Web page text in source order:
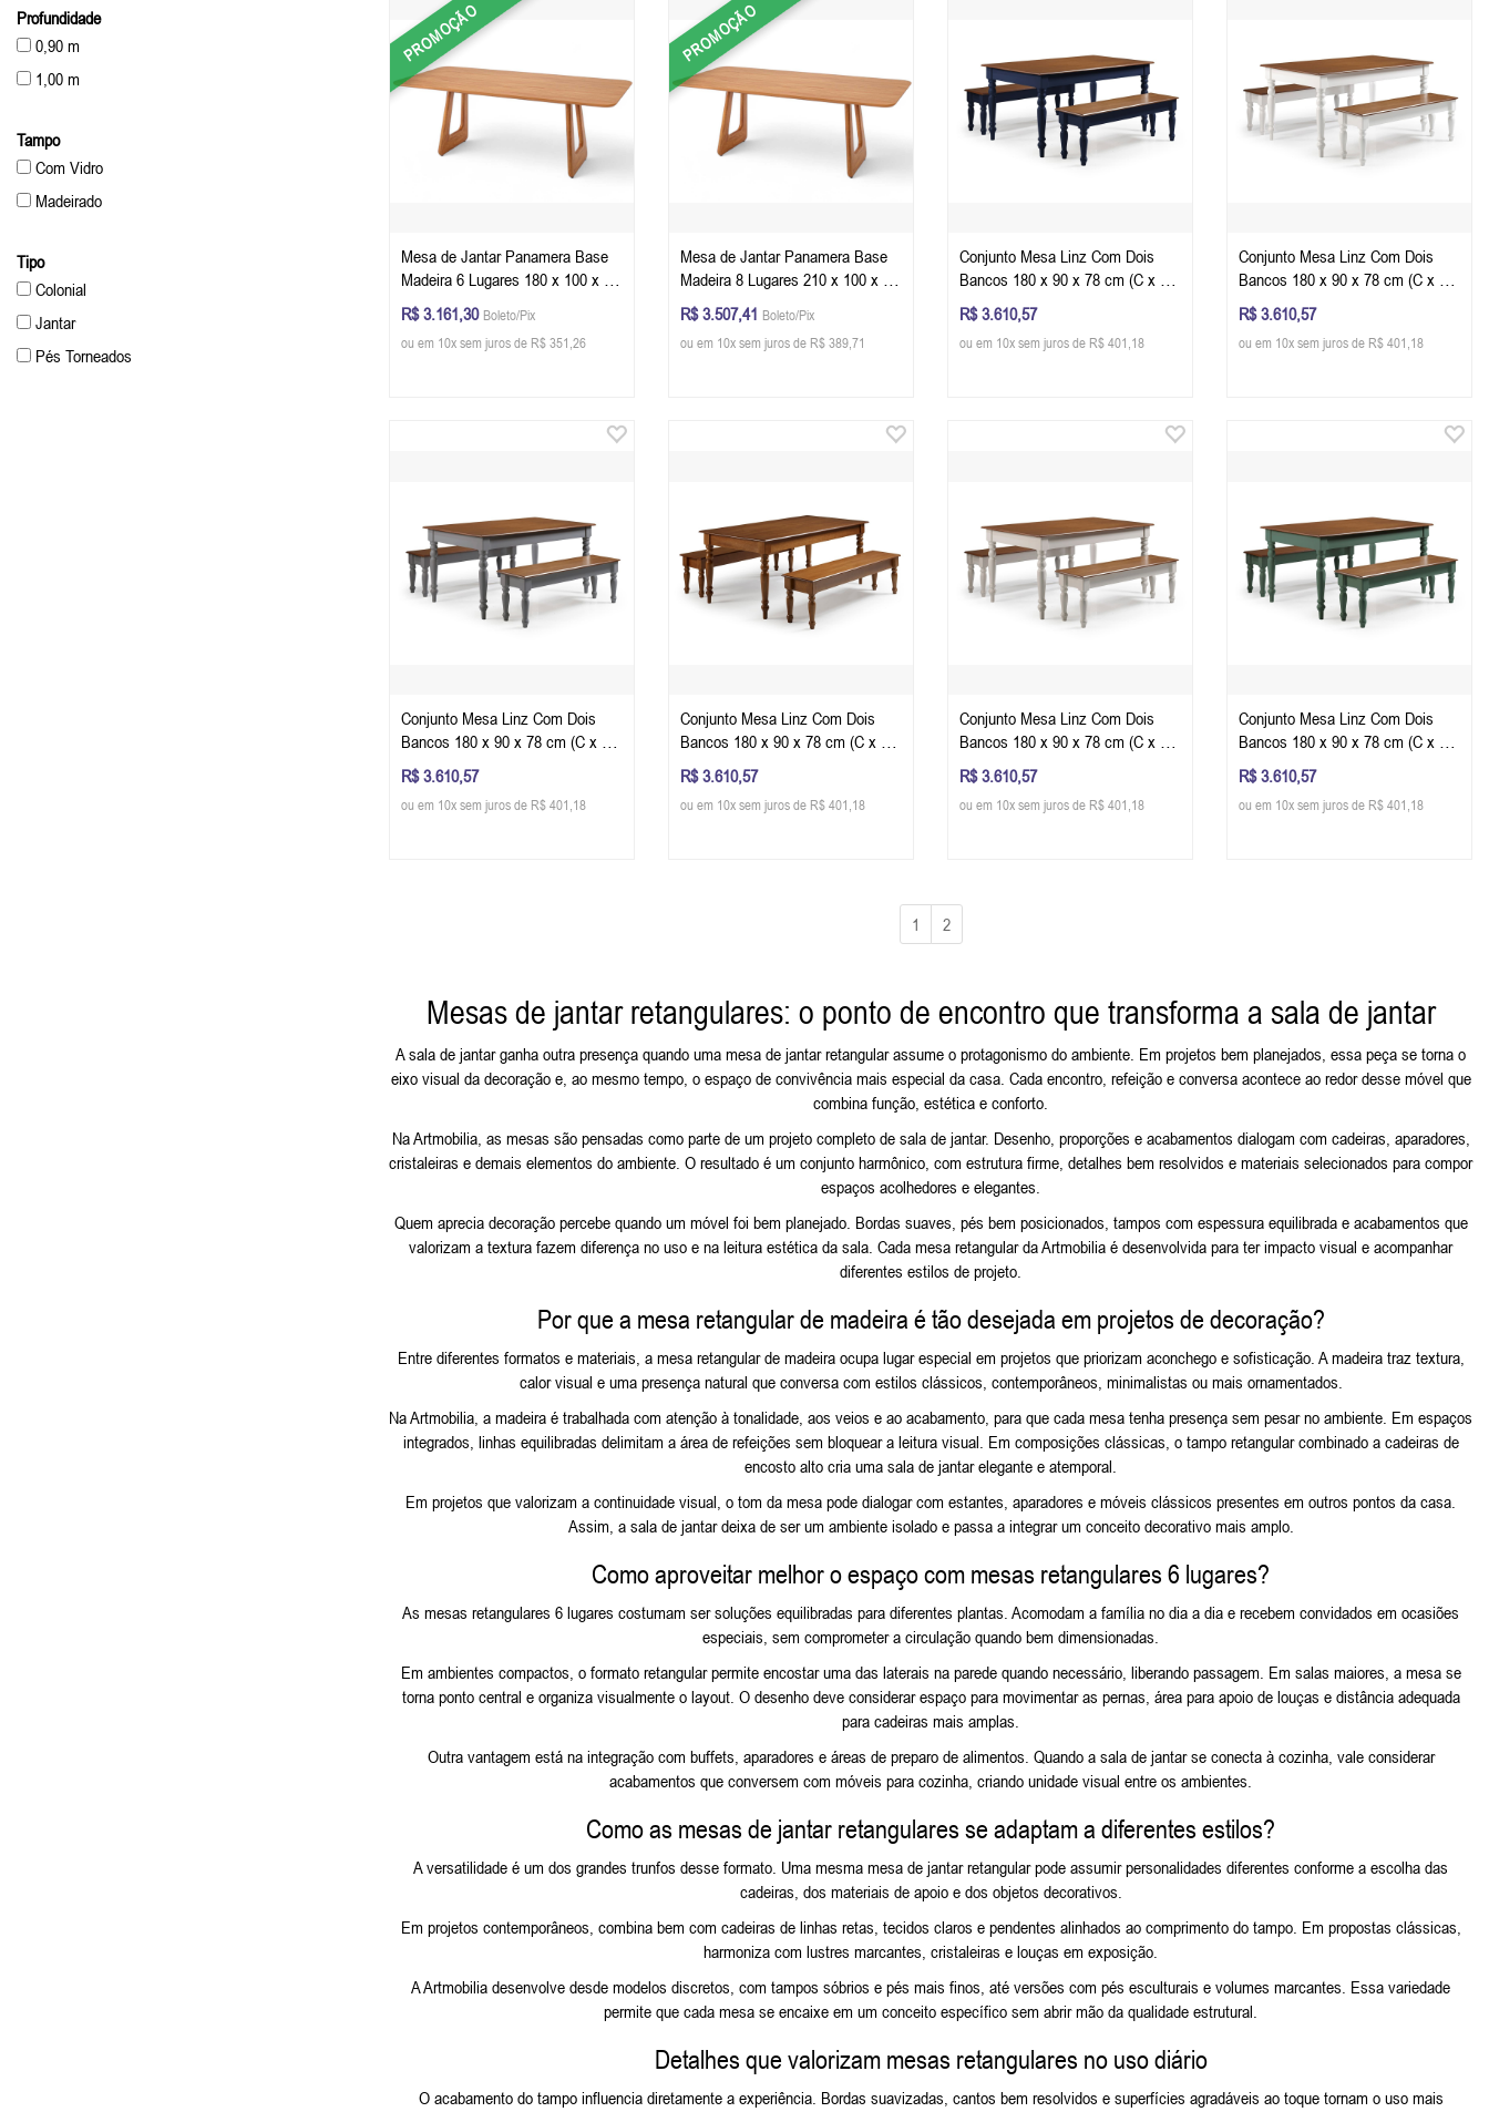
Profundidade
0,90 m
1,00 m
Tampo
Com Vidro
Madeirado
Tipo
Colonial
Jantar
Pés Torneados
PROMOÇÃO
Mesa de Jantar Panamera Base
Madeira 6 Lugares 180 x 100 x 78
cm (C x L x A) Retangular Cor
Champagne
R$ 3.161,30 Boleto/Pix
ou em 10x sem juros de R$ 351,26
PROMOÇÃO
Mesa de Jantar Panamera Base
Madeira 8 Lugares 210 x 100 x 78
cm (C x L x A) Retangular Cor
Champagne
R$ 3.507,41 Boleto/Pix
ou em 10x sem juros de R$ 389,71
Conjunto Mesa Linz Com Dois
Bancos 180 x 90 x 78 cm (C x L x
A) - Cor Azul Petróleo - Imbuia
Glazer
R$ 3.610,57
ou em 10x sem juros de R$ 401,18
Conjunto Mesa Linz Com Dois
Bancos 180 x 90 x 78 cm (C x L x
A) - Cor Branco - Imbuia Glazer
R$ 3.610,57
ou em 10x sem juros de R$ 401,18
Conjunto Mesa Linz Com Dois
Bancos 180 x 90 x 78 cm (C x L x
A) - Cor Cinza Escuro - Imbuia
Glazer
R$ 3.610,57
ou em 10x sem juros de R$ 401,18
Conjunto Mesa Linz Com Dois
Bancos 180 x 90 x 78 cm (C x L x
A) - Cor Imbuia Glazer
R$ 3.610,57
ou em 10x sem juros de R$ 401,18
Conjunto Mesa Linz Com Dois
Bancos 180 x 90 x 78 cm (C x L x
A) - Cor Offwhite - Imbuia Glazer
R$ 3.610,57
ou em 10x sem juros de R$ 401,18
Conjunto Mesa Linz Com Dois
Bancos 180 x 90 x 78 cm (C x L x
A) - Cor Verde Musgo - Imbuia
Glazer
R$ 3.610,57
ou em 10x sem juros de R$ 401,18
1 2
Mesas de jantar retangulares: o ponto de encontro que transforma a sala de jantar
A sala de jantar ganha outra presença quando uma mesa de jantar retangular assume o protagonismo do ambiente. Em projetos bem planejados, essa peça se torna o
eixo visual da decoração e, ao mesmo tempo, o espaço de convivência mais especial da casa. Cada encontro, refeição e conversa acontece ao redor desse móvel que
combina função, estética e conforto.
Na Artmobilia, as mesas são pensadas como parte de um projeto completo de sala de jantar. Desenho, proporções e acabamentos dialogam com cadeiras, aparadores,
cristaleiras e demais elementos do ambiente. O resultado é um conjunto harmônico, com estrutura firme, detalhes bem resolvidos e materiais selecionados para compor
espaços acolhedores e elegantes.
Quem aprecia decoração percebe quando um móvel foi bem planejado. Bordas suaves, pés bem posicionados, tampos com espessura equilibrada e acabamentos que
valorizam a textura fazem diferença no uso e na leitura estética da sala. Cada mesa retangular da Artmobilia é desenvolvida para ter impacto visual e acompanhar
diferentes estilos de projeto.
Por que a mesa retangular de madeira é tão desejada em projetos de decoração?
Entre diferentes formatos e materiais, a mesa retangular de madeira ocupa lugar especial em projetos que priorizam aconchego e sofisticação. A madeira traz textura,
calor visual e uma presença natural que conversa com estilos clássicos, contemporâneos, minimalistas ou mais ornamentados.
Na Artmobilia, a madeira é trabalhada com atenção à tonalidade, aos veios e ao acabamento, para que cada mesa tenha presença sem pesar no ambiente. Em espaços
integrados, linhas equilibradas delimitam a área de refeições sem bloquear a leitura visual. Em composições clássicas, o tampo retangular combinado a cadeiras de
encosto alto cria uma sala de jantar elegante e atemporal.
Em projetos que valorizam a continuidade visual, o tom da mesa pode dialogar com estantes, aparadores e móveis clássicos presentes em outros pontos da casa.
Assim, a sala de jantar deixa de ser um ambiente isolado e passa a integrar um conceito decorativo mais amplo.
Como aproveitar melhor o espaço com mesas retangulares 6 lugares?
As mesas retangulares 6 lugares costumam ser soluções equilibradas para diferentes plantas. Acomodam a família no dia a dia e recebem convidados em ocasiões
especiais, sem comprometer a circulação quando bem dimensionadas.
Em ambientes compactos, o formato retangular permite encostar uma das laterais na parede quando necessário, liberando passagem. Em salas maiores, a mesa se
torna ponto central e organiza visualmente o layout. O desenho deve considerar espaço para movimentar as pernas, área para apoio de louças e distância adequada
para cadeiras mais amplas.
Outra vantagem está na integração com buffets, aparadores e áreas de preparo de alimentos. Quando a sala de jantar se conecta à cozinha, vale considerar
acabamentos que conversem com móveis para cozinha , criando unidade visual entre os ambientes.
Como as mesas de jantar retangulares se adaptam a diferentes estilos?
A versatilidade é um dos grandes trunfos desse formato. Uma mesma mesa de jantar retangular pode assumir personalidades diferentes conforme a escolha das
cadeiras, dos materiais de apoio e dos objetos decorativos.
Em projetos contemporâneos, combina bem com cadeiras de linhas retas, tecidos claros e pendentes alinhados ao comprimento do tampo. Em propostas clássicas,
harmoniza com lustres marcantes, cristaleiras e louças em exposição.
A Artmobilia desenvolve desde modelos discretos, com tampos sóbrios e pés mais finos, até versões com pés esculturais e volumes marcantes. Essa variedade
permite que cada mesa se encaixe em um conceito específico sem abrir mão da qualidade estrutural.
Detalhes que valorizam mesas retangulares no uso diário
O acabamento do tampo influencia diretamente a experiência. Bordas suavizadas, cantos bem resolvidos e superfícies agradáveis ao toque tornam o uso mais